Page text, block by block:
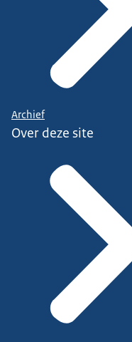
Archief
Over deze site